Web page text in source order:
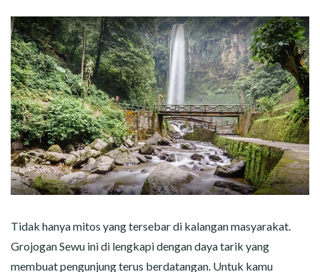
Tidak hanya mitos yang tersebar di kalangan masyarakat.
Grojogan Sewu ini di lengkapi dengan daya tarik yang
membuat pengunjung terus berdatangan. Untuk kamu